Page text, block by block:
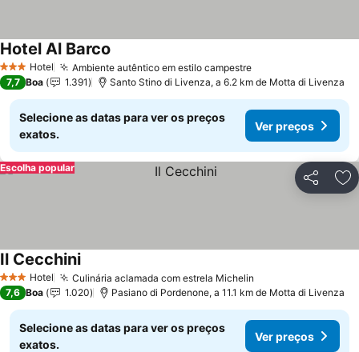
3 EstrelasHotel Ambiente autêntico em estilo campestre
Hotel Al Barco
7,7 Boa 1.391 Santo Stino di Livenza, a 6.2 km de Motta di Livenza
Selecione as datas para ver os preços
exatos.
Ver preços
Partilhar
Escolha popular
3 EstrelasHotel Culinária aclamada com estrela Michelin
Il Cecchini
7,6 Boa 1.020 Pasiano di Pordenone, a 11.1 km de Motta di Livenza
Selecione as datas para ver os preços
exatos.
Ver preços